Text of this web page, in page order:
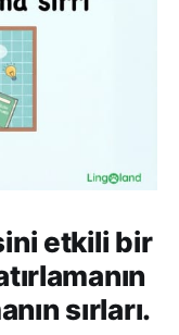
etkili bir
sırları.